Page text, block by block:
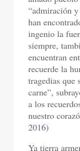
“admiración
han
ingenio la
siempre,
encuentran
recuerde la
tragedias que
carne”,
a los
nuestro
2016)
Ya tierra